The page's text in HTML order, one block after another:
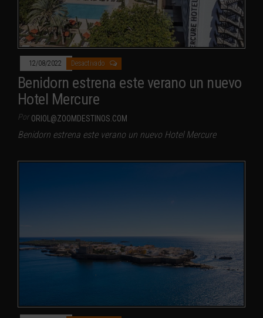
12/08/2022 Desactivado
Benidorn estrena este verano un nuevo
Hotel Mercure
Por ORIOL@ZOOMDESTINOS.COM
Benidorn estrena este verano un nuevo Hotel Mercure